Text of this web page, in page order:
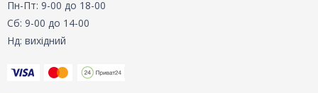
Пн-Пт: 9-00 до 18-00
Сб: 9-00 до 14-00
Нд: вихідний